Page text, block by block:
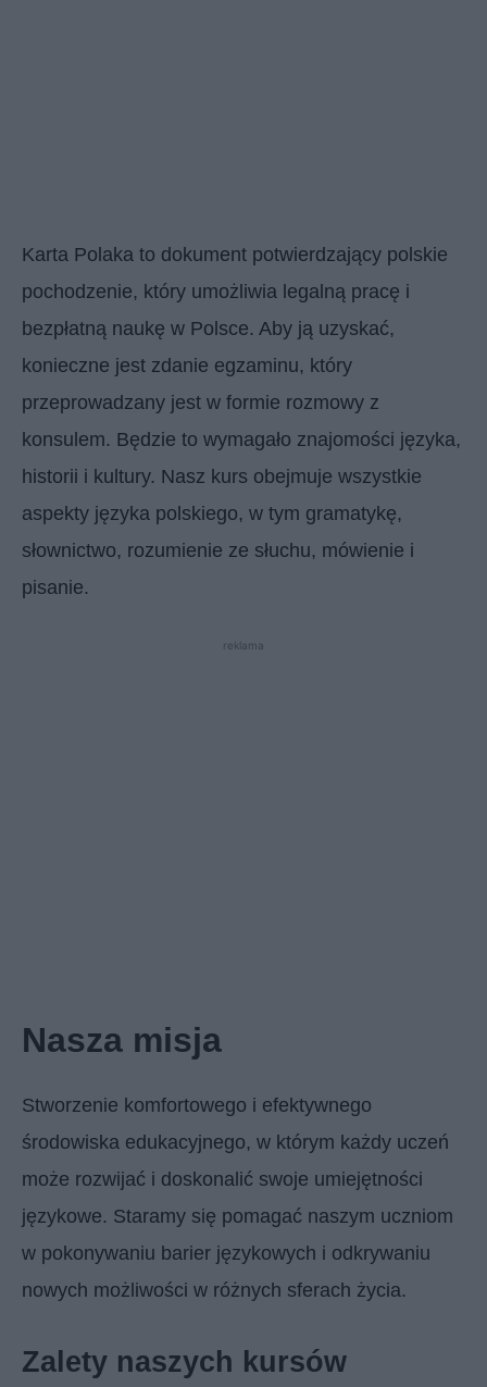
Karta Polaka to dokument potwierdzający polskie
pochodzenie, który umożliwia legalną pracę i
bezpłatną naukę w Polsce. Aby ją uzyskać,
konieczne jest zdanie egzaminu, który
przeprowadzany jest w formie rozmowy z
konsulem. Będzie to wymagało znajomości języka,
historii i kultury. Nasz kurs obejmuje wszystkie
aspekty języka polskiego, w tym gramatykę,
słownictwo, rozumienie ze słuchu, mówienie i
pisanie.
reklama
Nasza misja
Stworzenie komfortowego i efektywnego
środowiska edukacyjnego, w którym każdy uczeń
może rozwijać i doskonalić swoje umiejętności
językowe. Staramy się pomagać naszym uczniom
w pokonywaniu barier językowych i odkrywaniu
nowych możliwości w różnych sferach życia.
Zalety naszych kursów